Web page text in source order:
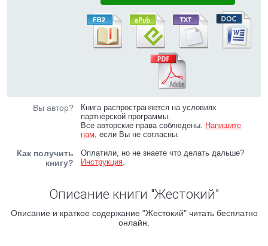
Вы автор?
Книга распространяется на условиях
партнёрской программы.
Все авторские права соблюдены. Напишите
нам, если Вы не согласны.
Как получить
книгу?
Оплатили, но не знаете что делать дальше?
Инструкция.
Описание книги "Жестокий"
Описание и краткое содержание "Жестокий" читать бесплатно
онлайн.